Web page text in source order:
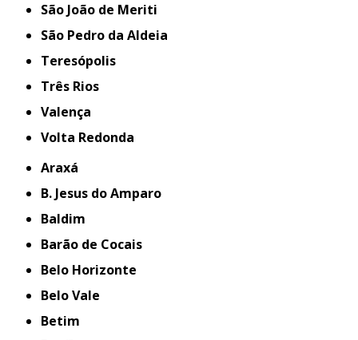
São João de Meriti
São Pedro da Aldeia
Teresópolis
Três Rios
Valença
Volta Redonda
Araxá
B. Jesus do Amparo
Baldim
Barão de Cocais
Belo Horizonte
Belo Vale
Betim